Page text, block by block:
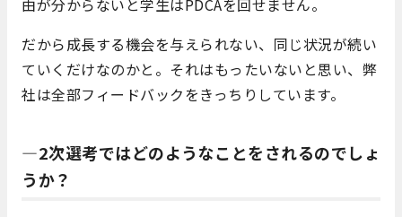
だから成長する機会を与えられない、同じ状況が続い
ていくだけなのかと。それはもったいないと思い、弊
社は全部フィードバックをきっちりしています。
―2次選考ではどのようなことをされるのでしょ
うか？